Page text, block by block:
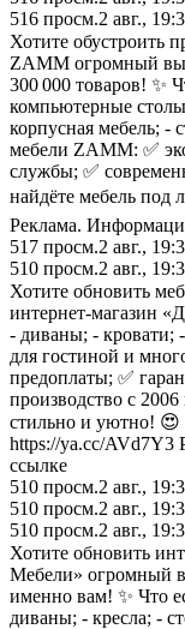
516 просм.2 авг.,
Хотите обустроить
ZAMM огромный
300 000 товаров! ✨
компьютерные
корпусная мебель;
мебели ZAMM: ✅
службы; ✅
найдёте мебель под
Реклама.
517 просм.2 авг.,
510 просм.2 авг.,
Хотите обновить
интернет‑магазин
- диваны; - кровати;
для гостиной и
предоплаты; ✅
производство с
стильно и уютно! 😍
https://ya.cc/AVd7Y3
ссылке
510 просм.2 авг.,
510 просм.2 авг.,
510 просм.2 авг.,
Хотите обновить
Мебели» огромный
именно вам! ✨ Что
диваны; - кресла; -